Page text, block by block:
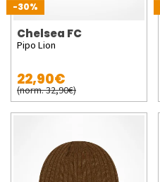
-30%
Chelsea FC
Pipo Lion
22,90€
(norm. 32,90€)